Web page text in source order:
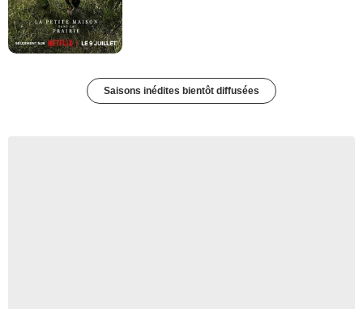
Saisons inédites bientôt diffusées